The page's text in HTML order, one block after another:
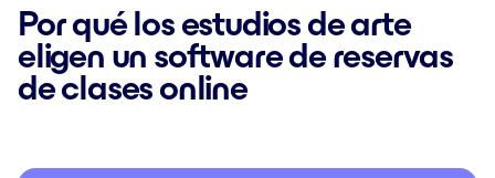
Por qué los estudios de arte
eligen un software de reservas
de clases online